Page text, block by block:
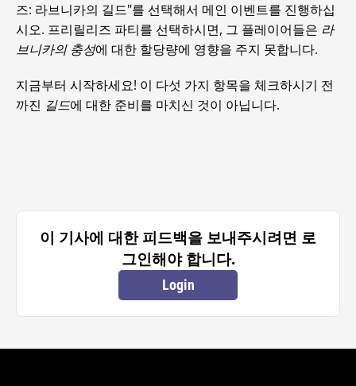
즈: 라브니카의 길드"를 선택해서 메인 이벤트를 진행하십
시오. 프리릴리즈 파티를 선택하시면, 그 플레이어들은 라
브니카의 충성에 대한 할당량에 영향을 주지 못합니다.
지금부터 시작하세요! 이 다섯 가지 항목을 체크하시기 전
까진 길드에 대한 준비를 마치신 것이 아닙니다.
이 기사에 대한 피드백을 보내주시려면 로
그인해야 합니다.
Login